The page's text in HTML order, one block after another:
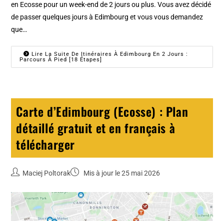
en Ecosse pour un week-end de 2 jours ou plus. Vous avez décidé
de passer quelques jours à Edimbourg et vous vous demandez
que…
Lire La Suite De Itinéraires À Edimbourg En 2 Jours :
Parcours À Pied [18 Étapes]
Carte d’Edimbourg (Ecosse) : Plan
détaillé gratuit et en français à
télécharger
Maciej Poltorak Mis à jour le 25 mai 2026